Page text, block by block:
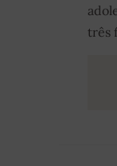
três